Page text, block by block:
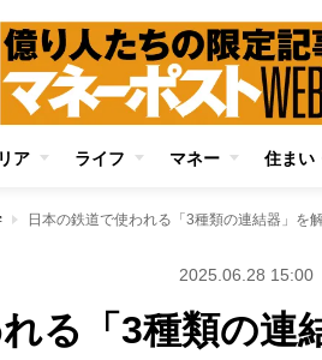
ア ライフ マネー 住まい
2025.06.28 15:00
る「3種類の連